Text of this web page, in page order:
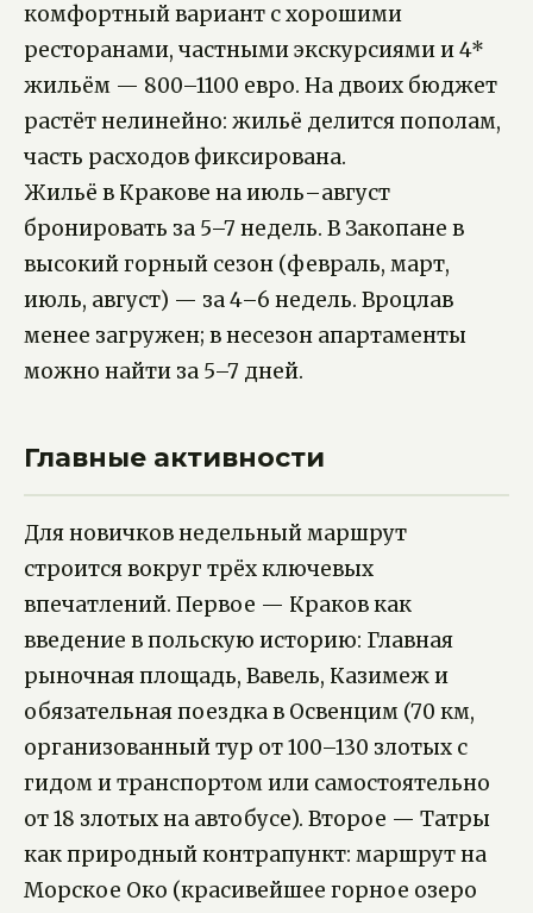
комфортный вариант с хорошими
ресторанами, частными экскурсиями и 4*
жильём — 800–1100 евро. На двоих бюджет
растёт нелинейно: жильё делится пополам,
часть расходов фиксирована.
Жильё в Кракове на июль–август
бронировать за 5–7 недель. В Закопане в
высокий горный сезон (февраль, март,
июль, август) — за 4–6 недель. Вроцлав
менее загружен; в несезон апартаменты
можно найти за 5–7 дней.
Главные активности
Для новичков недельный маршрут
строится вокруг трёх ключевых
впечатлений. Первое — Краков как
введение в польскую историю: Главная
рыночная площадь, Вавель, Казимеж и
обязательная поездка в Освенцим (70 км,
организованный тур от 100–130 злотых с
гидом и транспортом или самостоятельно
от 18 злотых на автобусе). Второе — Татры
как природный контрапункт: маршрут на
Морское Око (красивейшее горное озеро